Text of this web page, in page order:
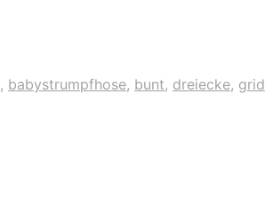
, babystrumpfhose, bunt, dreiecke, grid